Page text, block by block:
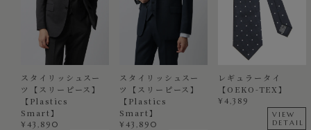
スタイリッシュスー
ツ【スリーピース】
【Plastics
Smart】
¥ 43,890
スタイリッシュスー
ツ【スリーピース】
【Plastics
Smart】
¥ 43,890
レギュラータイ
【OEKO-TEX】
¥ 4,389
VIEW
DETAIL